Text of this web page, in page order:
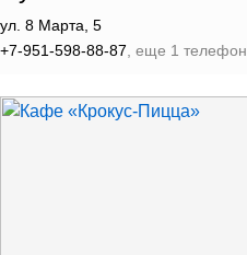
ул. 8 Марта, 5
+7-951-598-88-87 , еще 1 телефон